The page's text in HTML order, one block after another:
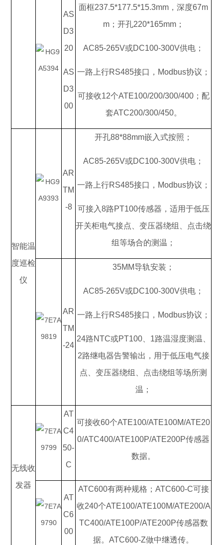
AS
D3
20
AS
D3
00
面框237.5*177.5*15.3mm，深度67m
m；开孔220*165mm；
AC85-265V或DC100-300V供电；
一路上行RS485接口，Modbus协议；
可接收12个ATE100/200/300/400；配
套ATC200/300/450。
智能温
度巡检
仪
AR
TM
-8
开孔88*88mm嵌入式按照；
AC85-265V或DC100-300V供电；
一路上行RS485接口，Modbus协议；
可接入8路PT100传感器，适用于低压
开关柜电气接点、变压器绕组、点击绕
组等场合的测温；
AR
TM
-24
35MM导轨安装；
AC85-265V或DC100-300V供电；
一路上行RS485接口，Modbus协议；
24路NTC或PT100、1路温湿度测温、
2路继电器告警输出，用于低压电气接
点、变压器绕组、点击绕组等场所测
温；
无线收
发器
AT
C4
50-
C
可接收60个ATE100/ATE100M/ATE20
0/ATC400/ATE100P/ATE200P传感器
数据。
AT
C6
00
ATC600有两种规格；ATC600-C可接
收240个ATE100/ATE100M/ATE200/A
TC400/ATE100P/ATE200P传感器数
据。ATC600-Z做中继透传。